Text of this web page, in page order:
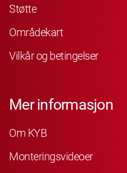
Støtte
Områdekart
Vilkår og betingelser
Mer informasjon
Om KYB
Monteringsvideoer